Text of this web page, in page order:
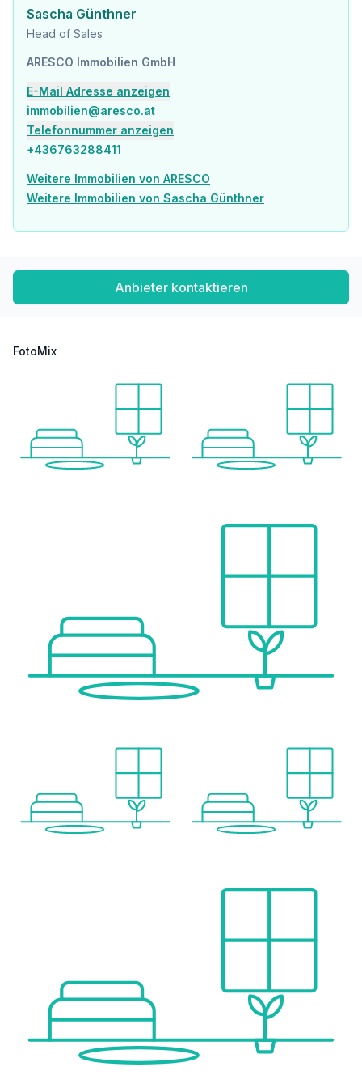
Sascha Günthner
Head of Sales
ARESCO Immobilien GmbH
E-Mail Adresse anzeigen
immobilien@aresco.at
Telefonnummer anzeigen
+436763288411
Weitere Immobilien von ARESCO
Weitere Immobilien von Sascha Günthner
Anbieter kontaktieren
FotoMix